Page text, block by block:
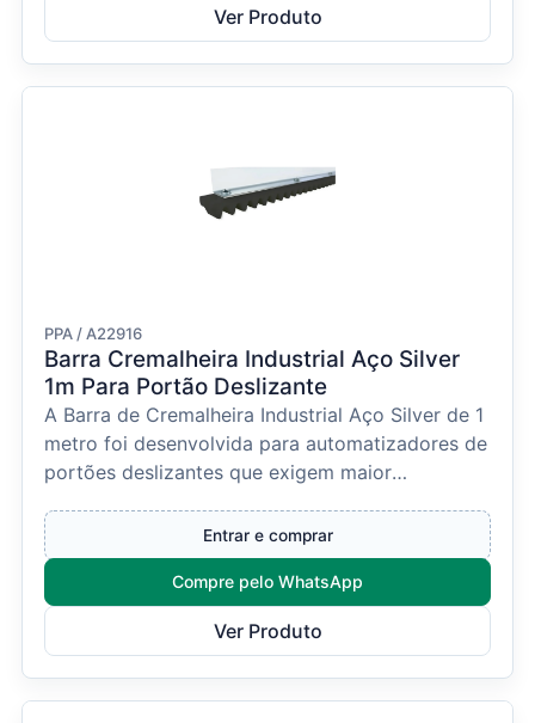
Ver Produto
PPA / A22916
Barra Cremalheira Industrial Aço Silver
1m Para Portão Deslizante
A Barra de Cremalheira Industrial Aço Silver de 1
metro foi desenvolvida para automatizadores de
portões deslizantes que exigem maior
Entrar e comprar
Compre pelo WhatsApp
Ver Produto